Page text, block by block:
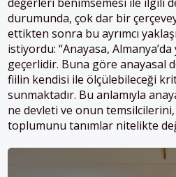
durumunda, çok dar bir
ettikten sonra bu ayrımcı
istiyordu: “Anayasa,
geçerlidir. Buna göre anayasal
fiilin kendisi ile ölçülebileceği
sunmaktadır. Bu anlamıyla
ne devleti ve onun
toplumunu tanımlar nitelikte